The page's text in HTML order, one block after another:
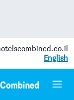
English